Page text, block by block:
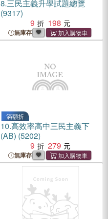
8.三民主義升學試題總覽
(9317)
9
198
無庫存
滿額折
10.高效率高中三民主義下
(AB) (5202)
9
279
無庫存